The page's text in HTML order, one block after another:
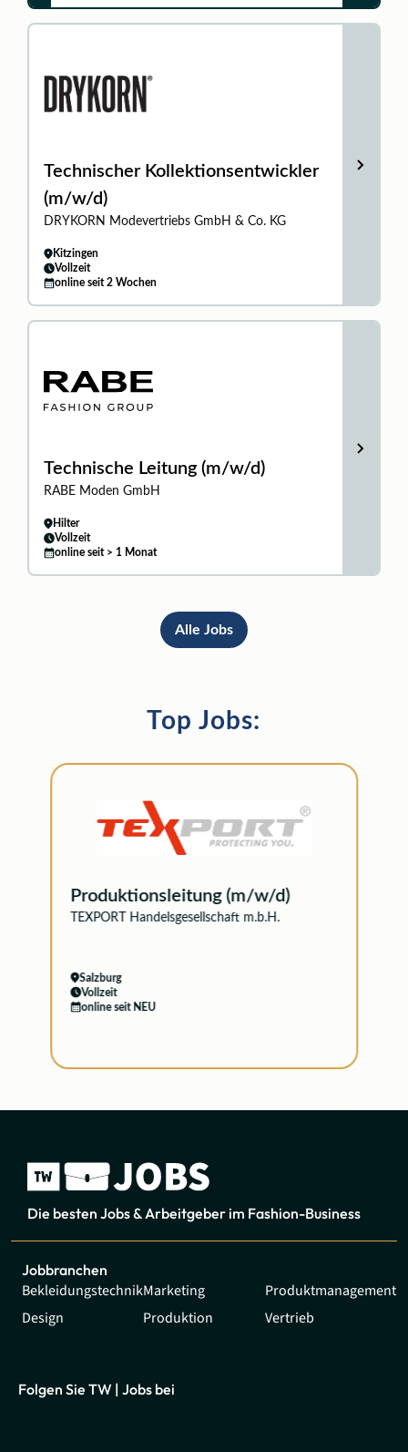
Technischer Kollektionsentwickler
(m/w/d)
DRYKORN Modevertriebs GmbH & Co. KG
Kitzingen
Vollzeit
online seit 2 Wochen
Technische Leitung (m/w/d)
RABE Moden GmbH
Hilter
Vollzeit
online seit > 1 Monat
Alle Jobs
Top Jobs:
Produktionsleitung (m/w/d)
TEXPORT Handelsgesellschaft m.b.H.
Salzburg
Vollzeit
online seit NEU
Die besten Jobs & Arbeitgeber im Fashion-Business
Jobbranchen
Bekleidungstechnik
Design
Marketing
Produktion
Produktmanagement
Vertrieb
Folgen Sie TW | Jobs bei